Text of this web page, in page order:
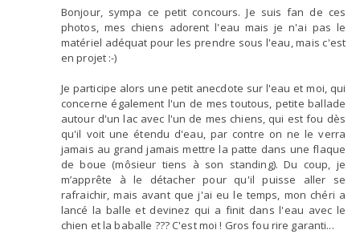
Bonjour, sympa ce petit concours. Je suis fan de ces
photos, mes chiens adorent l'eau mais je n'ai pas le
matériel adéquat pour les prendre sous l'eau, mais c'est
en projet :-)
Je participe alors une petit anecdote sur l'eau et moi, qui
concerne également l'un de mes toutous, petite ballade
autour d'un lac avec l'un de mes chiens, qui est fou dès
qu'il voit une étendu d'eau, par contre on ne le verra
jamais au grand jamais mettre la patte dans une flaque
de boue (môsieur tiens à son standing). Du coup, je
m’apprête à le détacher pour qu'il puisse aller se
rafraichir, mais avant que j'ai eu le temps, mon chéri a
lancé la balle et devinez qui a finit dans l'eau avec le
chien et la baballe ??? C'est moi ! Gros fou rire garanti...